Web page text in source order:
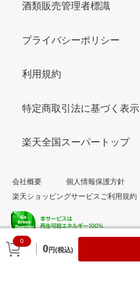
0
0円(税込)
酒類販売管理者標識
プライバシーポリシー
利用規約
特定商取引法に基づく表示
楽天全国スーパートップ
会社概要
個人情報保護方針
楽天ショッピングサービスご利用規約
© Rakuten Group, Inc.